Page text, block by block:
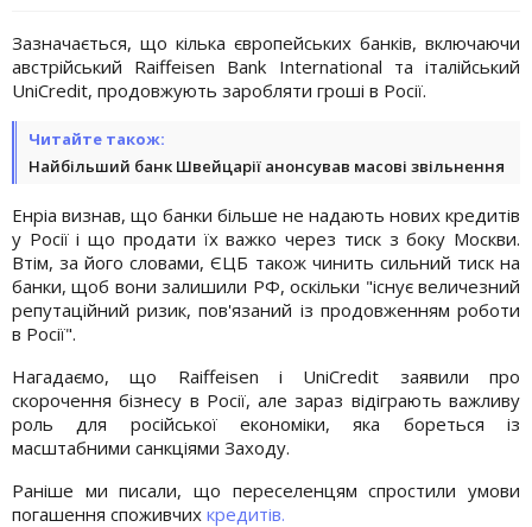
Зазначається, що кілька європейських банків, включаючи
австрійський Raiffeisen Bank International та італійський
UniCredit, продовжують заробляти гроші в Росії.
Читайте також:
Найбільший банк Швейцарії анонсував масові звільнення
Енріа визнав, що банки більше не надають нових кредитів
у Росії і що продати їх важко через тиск з боку Москви.
Втім, за його словами, ЄЦБ також чинить сильний тиск на
банки, щоб вони залишили РФ, оскільки "існує величезний
репутаційний ризик, пов'язаний із продовженням роботи
в Росії".
Нагадаємо, що Raiffeisen і UniCredit заявили про
скорочення бізнесу в Росії, але зараз відіграють важливу
роль для російської економіки, яка бореться із
масштабними санкціями Заходу.
Раніше ми писали, що переселенцям спростили умови
погашення споживчих кредитів.